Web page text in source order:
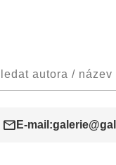
mail E-mail: